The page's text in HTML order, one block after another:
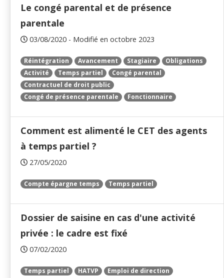
Le congé parental et de présence
parentale
03/08/2020 - Modifié en octobre 2023
Réintégration Avancement Stagiaire
Obligations
Activité
Temps partiel
Congé parental
Contractuel de droit public
Congé de présence parentale
Fonctionnaire
Comment est alimenté le CET des agents
à temps partiel ?
27/05/2020
Compte épargne temps Temps partiel
Dossier de saisine en cas d'une activité
privée : le cadre est fixé
07/02/2020
Temps partiel HATVP
Emploi de direction